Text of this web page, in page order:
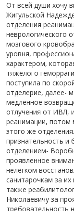
От всей души хочу
Жигульской
отделения
неврологического
мозгового
уровня,
характером,
тяжёлого
поступила по
отделерие, далее-
медленное
отлучения от ИВЛ,
реанимации, потом
этого же
признательность и
отделением-
проявленное
нелёгком
санитарочкам за
также
Николаевичу за
требовательность